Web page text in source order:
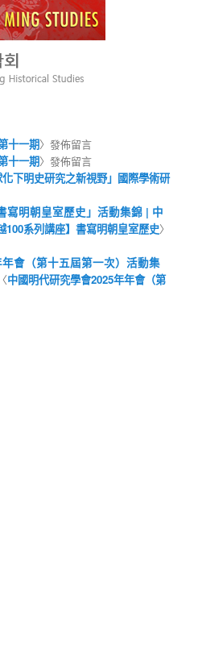
十一期〉發佈留言
十一期〉發佈留言
下明史研究之新視野」國際學術研
寫明朝皇室歷史」活動集錦 | 中
100系列講座】書寫明朝皇室歷史〉
會（第十五屆第一次）活動集
中國明代研究學會2025年年會（第